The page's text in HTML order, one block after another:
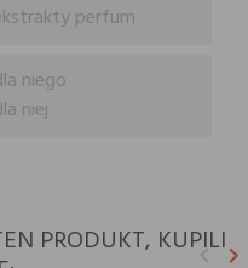
perfum
niego
niej
PRODUKT, KUPILI
keyboard_arrow_leftkeyboard_arrow_right